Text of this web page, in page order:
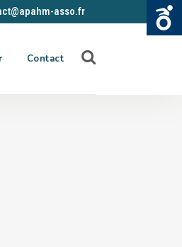
asso.fr
Contact